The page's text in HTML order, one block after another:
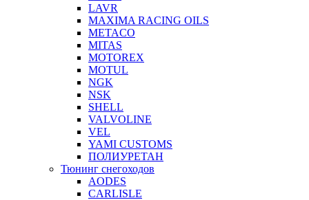
LAVR
MAXIMA RACING OILS
METACO
MITAS
MOTOREX
MOTUL
NGK
NSK
SHELL
VALVOLINE
VEL
YAMI CUSTOMS
ПОЛИУРЕТАН
Тюнинг снегоходов
AODES
CARLISLE